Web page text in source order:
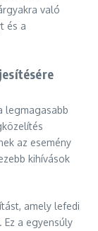
való
és a
legmagasabb
az esemény
kihívások
amely lefedi
a egyensúly